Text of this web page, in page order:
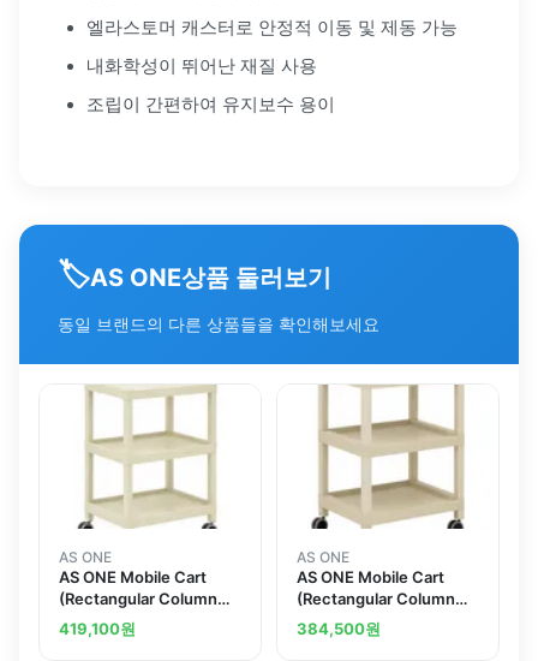
엘라스토머 캐스터로 안정적 이동 및 제동 가능
내화학성이 뛰어난 재질 사용
조립이 간편하여 유지보수 용이
🏷️AS ONE상품 둘러보기
동일 브랜드의 다른 상품들을 확인해보세요
AS ONE
AS ONE Mobile Cart
(Rectangular Column
Type) 3 Sages 690 x
435 x 900 MC41
419,100원
AS ONE
AS ONE Mobile Cart
(Rectangular Column
Type) 3 Sages 675 x
435 x 850 MC42
384,500원